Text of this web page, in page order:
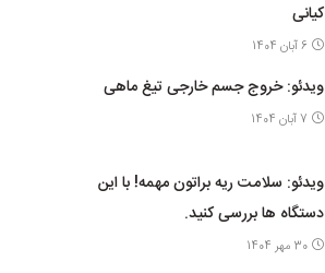
کیانی
6 آبان 1404
ویدئو: خروج جسم خارجی تیغ ماهی
7 آبان 1404
ویدئو: سلامت ریه براتون مهمه! با این
دستگاه ها بررسی کنید.
30 مهر 1404